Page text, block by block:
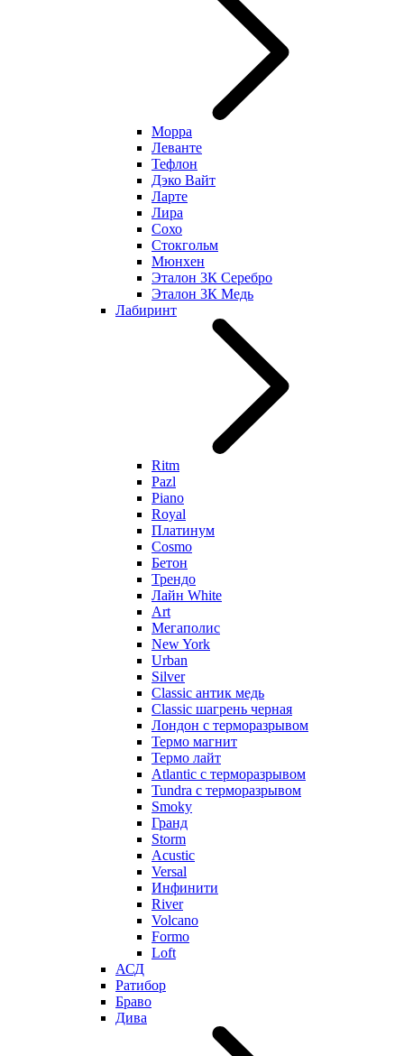
Морра
Леванте
Тефлон
Дэко Вайт
Ларте
Лира
Сохо
Стокгольм
Мюнхен
Эталон 3К Серебро
Эталон 3К Медь
Лабиринт
Ritm
Pazl
Piano
Royal
Платинум
Cosmo
Бетон
Трендо
Лайн White
Art
Мегаполис
New York
Urban
Silver
Classic антик медь
Classic шагрень черная
Лондон с терморазрывом
Термо магнит
Термо лайт
Atlantic с терморазрывом
Tundra с терморазрывом
Smoky
Гранд
Storm
Acustic
Versal
Инфинити
River
Volcano
Formo
Loft
АСД
Ратибор
Браво
Дива